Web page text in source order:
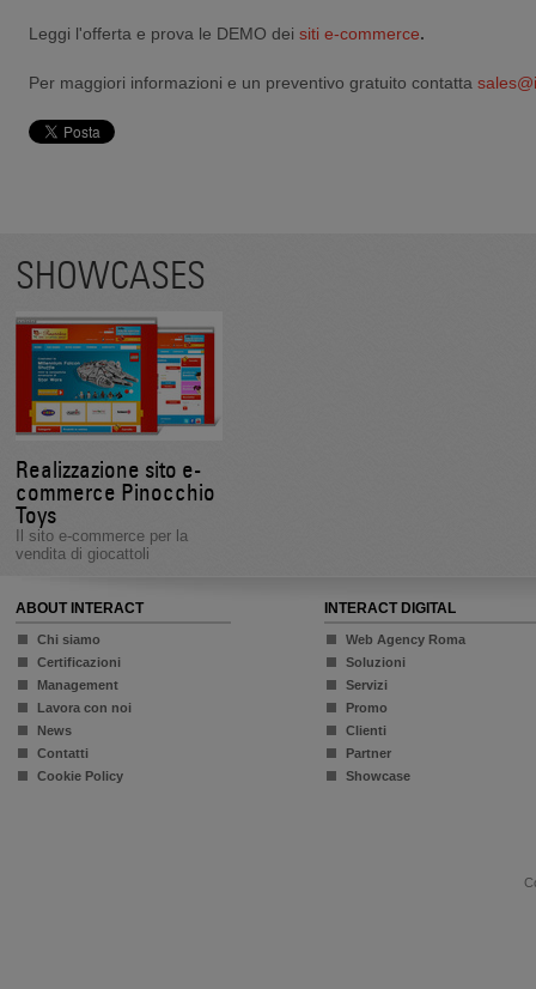
Leggi l'offerta e prova le DEMO dei siti e-commerce.
Per maggiori informazioni e un preventivo gratuito contatta
SHOWCASES
Realizzazione sito e-
commerce Pinocchio
Toys
Il sito e-commerce per la
vendita di giocattoli
ABOUT INTERACT
Chi siamo
Certificazioni
Management
Lavora con noi
News
Contatti
Cookie Policy
INTERACT DIGITAL
Web Agency Roma
Soluzioni
Servizi
Promo
Clienti
Partner
Showcase